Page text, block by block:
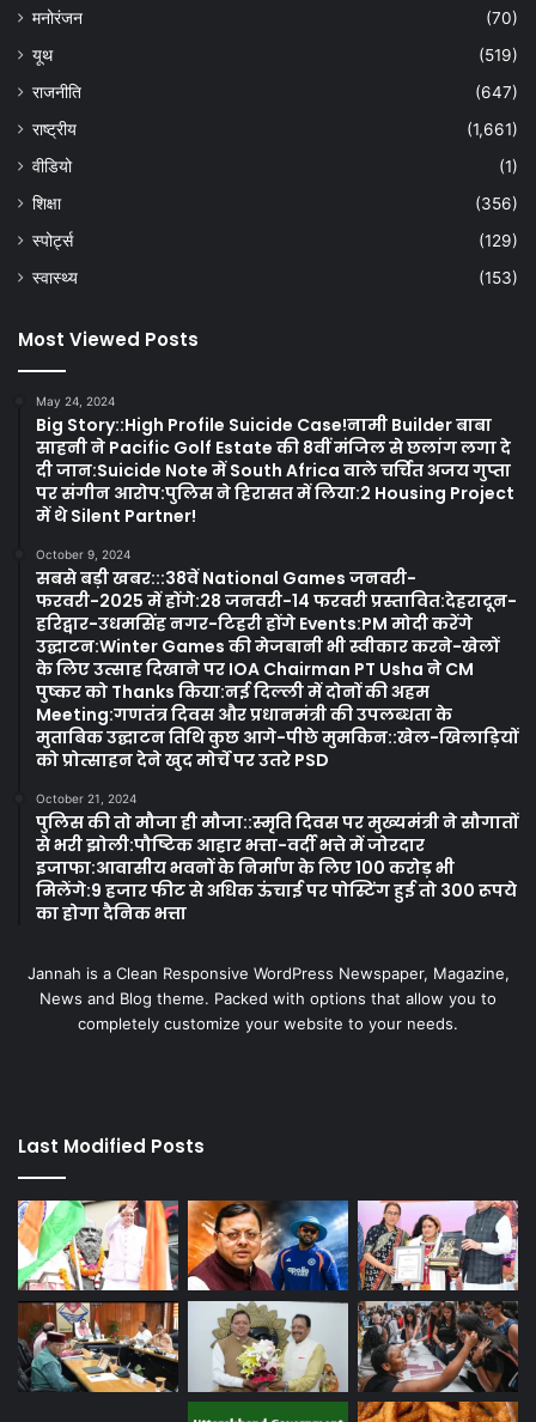
मनोरंजन
(70)
यूथ
(519)
राजनीति
(647)
राष्ट्रीय
(1,661)
वीडियो
(1)
शिक्षा
(356)
स्पोर्ट्स
(129)
स्वास्थ्य
(153)
Most Viewed Posts
May 24, 2024
Big Story::High Profile Suicide Case!नामी Builder बाबा
साहनी ने Pacific Golf Estate की 8वीं मंजिल से छलांग लगा दे
दी जान:Suicide Note में South Africa वाले चर्चित अजय गुप्ता
पर संगीन आरोप:पुलिस ने हिरासत में लिया:2 Housing Project
में थे Silent Partner!
October 9, 2024
सबसे बड़ी खबर:::38वें National Games जनवरी-
फरवरी-2025 में होंगे:28 जनवरी-14 फरवरी प्रस्तावित:देहरादून-
हरिद्वार-उधमसिंह नगर-टिहरी होंगे Events:PM मोदी करेंगे
उद्घाटन:Winter Games की मेजबानी भी स्वीकार करने-खेलों
के लिए उत्साह दिखाने पर IOA Chairman PT Usha ने CM
पुष्कर को Thanks किया:नई दिल्ली में दोनों की अहम
Meeting:गणतंत्र दिवस और प्रधानमंत्री की उपलब्धता के
मुताबिक उद्घाटन तिथि कुछ आगे-पीछे मुमकिन::खेल-खिलाड़ियों
को प्रोत्साहन देने खुद मोर्चे पर उतरे PSD
October 21, 2024
पुलिस की तो मौजा ही मौजा::स्मृति दिवस पर मुख्यमंत्री ने सौगातों
से भरी झोली:पौष्टिक आहार भत्ता-वर्दी भत्ते में जोरदार
इजाफा:आवासीय भवनों के निर्माण के लिए 100 करोड़ भी
मिलेंगे:9 हजार फीट से अधिक ऊंचाई पर पोस्टिंग हुई तो 300 रूपये
का होगा दैनिक भत्ता
Jannah is a Clean Responsive WordPress Newspaper, Magazine,
News and Blog theme. Packed with options that allow you to
completely customize your website to your needs.
Last Modified Posts